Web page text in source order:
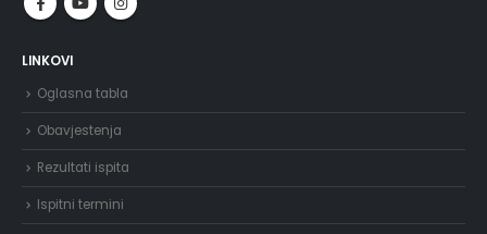
LINKOVI
Oglasna tabla
Obavjestenja
Rezultati ispita
Ispitni termini